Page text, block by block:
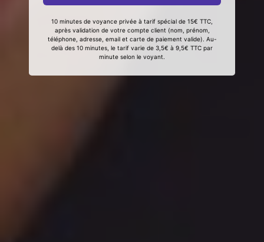
10 minutes de voyance privée à tarif spécial de 15€ TTC,
après validation de votre compte client (nom, prénom,
téléphone, adresse, email et carte de paiement valide). Au-
delà des 10 minutes, le tarif varie de 3,5€ à 9,5€ TTC par
minute selon le voyant.